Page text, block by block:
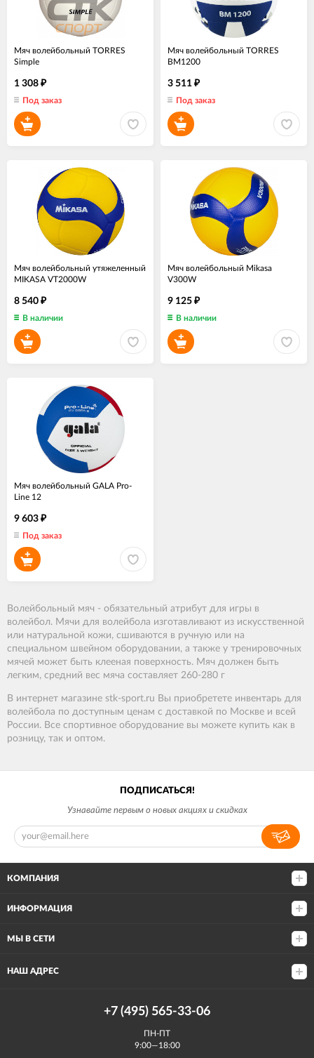
Мяч волейбольный TORRES
Simple
1 308 ₽
Под заказ
Мяч волейбольный TORRES
BM1200
3 511 ₽
Под заказ
Мяч волейбольный утяжеленный
MIKASA VT2000W
8 540 ₽
В наличии
Мяч волейбольный Mikasa
V300W
9 125 ₽
В наличии
Мяч волейбольный GALA Pro-
Line 12
9 603 ₽
Под заказ
Волейбольный мяч - обязательный атрибут для игры в
волейбол. Мячи для волейбола изготавливают из искусственной
или натуральной кожи, сшиваются в ручную или на
специальном швейном оборудовании, а также у тренировочных
мячей может быть клееная поверхность. Мяч должен быть
легким, средний вес мяча составляет 260-280 г
В интернет магазине stk-sport.ru Вы приобретете инвентарь для
волейбола по доступным ценам с доставкой по Москве и всей
России. Все спортивное оборудование вы можете купить как в
розницу, так и оптом.
ПОДПИСАТЬСЯ!
Узнавайте первым о новых акциях и скидках
КОМПАНИЯ
ИНФОРМАЦИЯ
МЫ В СЕТИ
НАШ АДРЕС
+7 (495) 565-33-06
ПН-ПТ
9:00—18:00